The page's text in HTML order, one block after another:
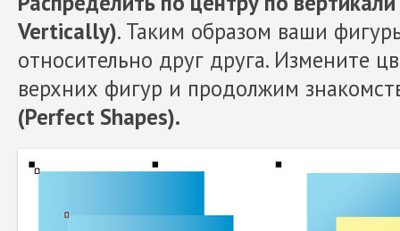
Vertically). Таким образом ваши
относительно друг друга. Измените
верхних фигур и продолжим
(Perfect Shapes).